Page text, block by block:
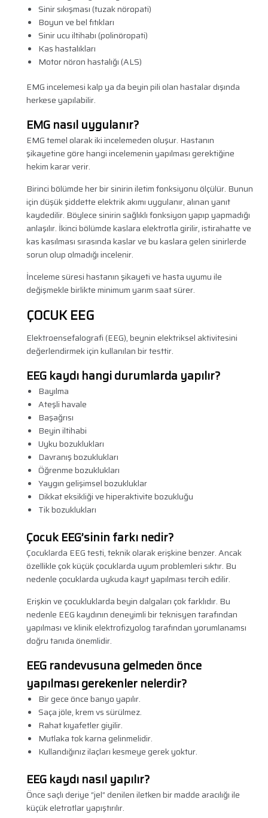
Sinir sıkışması (tuzak nöropati)
Boyun ve bel fıtıkları
Sinir ucu iltihabı (polinöropati)
Kas hastalıkları
Motor nöron hastalığı (ALS)
EMG incelemesi kalp ya da beyin pili olan hastalar dışında
herkese yapılabilir.
EMG nasıl uygulanır?
EMG temel olarak iki incelemeden oluşur. Hastanın
şikayetine göre hangi incelemenin yapılması gerektiğine
hekim karar verir.
Birinci bölümde her bir sinirin iletim fonksiyonu ölçülür. Bunun
için düşük şiddette elektrik akımı uygulanır, alınan yanıt
kaydedilir. Böylece sinirin sağlıklı fonksiyon yapıp yapmadığı
anlaşılır. İkinci bölümde kaslara elektrotla girilir, istirahatte ve
kas kasılması sırasında kaslar ve bu kaslara gelen sinirlerde
sorun olup olmadığı incelenir.
İnceleme süresi hastanın şikayeti ve hasta uyumu ile
değişmekle birlikte minimum yarım saat sürer.
ÇOCUK EEG
Elektroensefalografi (EEG), beynin elektriksel aktivitesini
değerlendirmek için kullanılan bir testtir.
EEG kaydı hangi durumlarda yapılır?
Bayılma
Ateşli havale
Başağrısı
Beyin iltihabi
Uyku bozuklukları
Davranış bozuklukları
Öğrenme bozuklukları
Yaygın gelişimsel bozukluklar
Dikkat eksikliği ve hiperaktivite bozukluğu
Tik bozuklukları
Çocuk EEG’sinin farkı nedir?
Çocuklarda EEG testi, teknik olarak erişkine benzer. Ancak
özellikle çok küçük çocuklarda uyum problemleri sıktır. Bu
nedenle çocuklarda uykuda kayıt yapılması tercih edilir.
Erişkin ve çocukluklarda beyin dalgaları çok farklıdır. Bu
nedenle EEG kaydının deneyimli bir teknisyen tarafından
yapılması ve klinik elektrofizyolog tarafından yorumlanamsı
doğru tanıda önemlidir.
EEG randevusuna gelmeden önce
yapılması gerekenler nelerdir?
Bir gece önce banyo yapılır.
Saça jöle, krem vs sürülmez.
Rahat kıyafetler giyilir.
Mutlaka tok karna gelinmelidir.
Kullandığınız ilaçları kesmeye gerek yoktur.
EEG kaydı nasıl yapılır?
Önce saçlı deriye “jel” denilen iletken bir madde aracılığı ile
küçük eletrotlar yapıştırılır.